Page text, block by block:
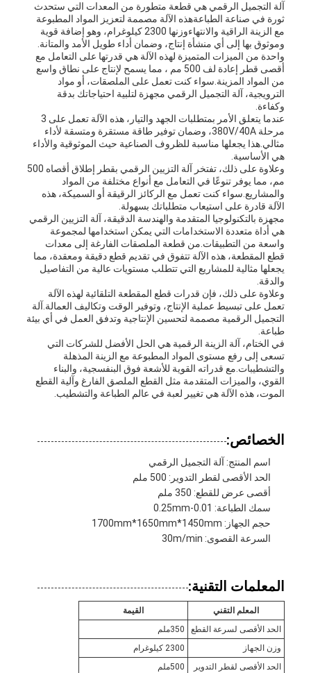
آلة التجميل الرقمي هي قطعة متطورة من المعدات التي ستحدث
ثورة في صناعة الطباعةهذه الآلة مصممة لتعزيز المواد المطبوعة
مع الزينة الراقية والانتهاءوزنها 2300 كيلوغرام، وهو إضافة قوية
وموثوق بها إلى أي منشأة إنتاج، وضمان أداء طويل الأمد والمتانة.
واحدة من الميزات المتميزة لهذه الآلة هي قدرتها على التعامل مع
أقصى قطر إعادة لف 500 مم ، مما يسمح لإنتاج على نطاق واسع
من المواد المزينة.سواء كنت تعمل على الملصقات، أو مواد
الترويجية، آلة التجميل الرقمي مجهزة لتلبية احتياجاتك بدقة
وكفاءة.
عندما يتعلق الأمر بمتطلبات الجهد والتيار، هذه الآلة تعمل على 3
مرحلة 380V/40A، وضمان توفير طاقة مستقرة ومتسقة لأداء
مثالي.هذا يجعلها مناسبة للظروف الصناعية حيث الموثوقية والأداء
هي الأساسية.
وعلاوة على ذلك، تفتخر آلة التزيين الرقمي بقطر إطلاق أقصاه 500
مم، مما يوفر تنوعًا في التعامل مع أنواع مختلفة من المواد
والمشاريع.سواء كنت تعمل مع الركائز الرقيقة أو السميكة، هذه
الآلة قادرة على استيعاب متطلباتك بسهولة.
مجهزة بالتكنولوجيا المتقدمة والهندسة الدقيقة، آلة التزيين الرقمي
هي أداة متعددة الاستخدامات التي يمكن استخدامها لمجموعة
واسعة من التطبيقات.من قطعة الملصقات الفارغة إلى معدات
قطع المقطعة، هذه الآلة تتفوق في تقديم قطع دقيقة ومعقدة، مما
يجعلها مثالية للمشاريع التي تتطلب مستويات عالية من التفاصيل
والدقة.
وعلاوة على ذلك، فإن قدرات قطع المقطعة التلقائية لهذه الآلة
تعمل على تبسيط عملية الإنتاج، وتوفير الوقت وتكاليف العمالة.آلة
التجميل الرقمية مصممة لتحسين الإنتاجية وتدفق العمل في أي بيئة
طباعة.
في الختام، آلة الزينة الرقمية هي الحل الأفضل للشركات التي
تسعى إلى رفع مستوى المواد المطبوعة مع الزينة المذهلة
والتشطيبات.مع قدراته القوية للأشعة فوق البنفسجية، والبناء
القوي، والميزات المتقدمة مثل القطع الملصق الفارغ وآلية القطع
الموت، هذه الآلة هي تغيير لعبة في عالم الطباعة والتشطيب.
الخصائص:
اسم المنتج: آلة التجميل الرقمي
الحد الأقصى لقطر التدوير: 500 ملم
أقصى عرض للقطع: 350 ملم
سمك الطباعة: 0.01-0.25mm
حجم الجهاز: 1700mm*1650mm*1450mm
السرعة القصوى: 30m/min
المعلمات التقنية:
المعلم التقني
القيمة
الحد الأقصى لسرعة القطع
350ملم
وزن الجهاز
2300 كيلوغرام
الحد الأقصى لقطر التدوير
500ملم